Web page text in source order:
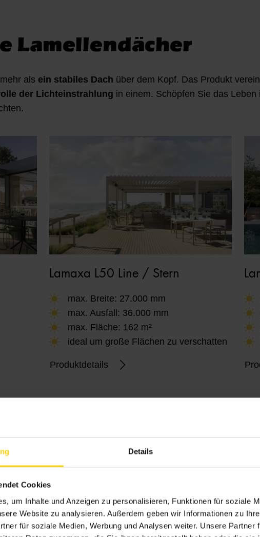
Details
Cookies
um Inhalte und Anzeigen zu personalisieren, Funktionen für soziale
Website zu analysieren. Außerdem geben wir Informationen zu
für soziale Medien, Werbung und Analysen weiter. Unsere Partner
Lamellendächer
als ein stabiles Dach über dem Kopf. Das Produkt
der Lichteinstrahlung in einem. Schöpfen Sie das
Lamaxa L50 Line / Stern
max. Breite: 27.000 mm
max. Ausfall: 36.000 mm
max. Fläche: 162 m²
ideal um große Flächen zu verschatten
Produktdetails